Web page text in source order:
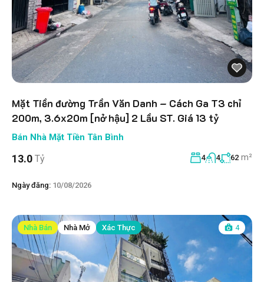
Mặt Tiền đường Trần Văn Danh – Cách Ga T3 chỉ
200m, 3.6x20m [nở hậu] 2 Lầu ST. Giá 13 tỷ
Bán Nhà Mặt Tiền Tân Bình
13.0 Tỷ 4 4 62 m²
Ngày đăng: 10/08/2026
Nhà Bán Nhà Mở Xác Thực 4